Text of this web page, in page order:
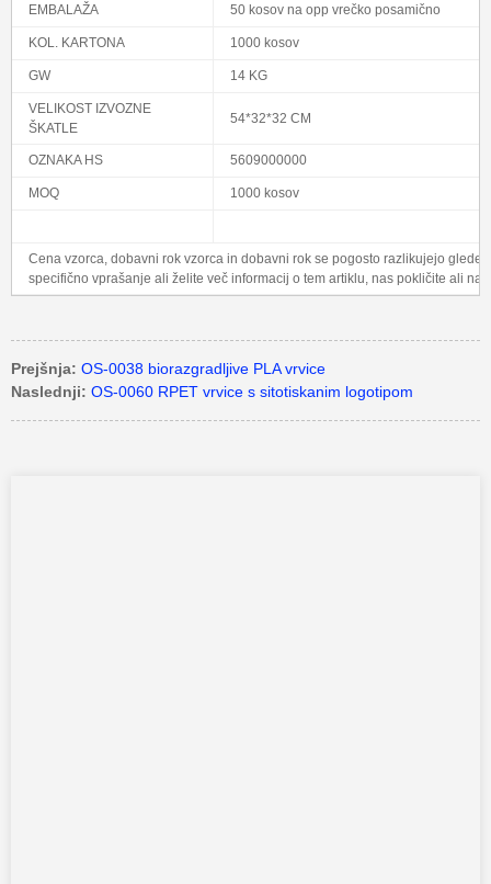
EMBALAŽA 50 kosov na opp vrečko posamično
KOL. KARTONA 1000 kosov
GW 14 KG
VELIKOST IZVOZNE
ŠKATLE
54*32*32 CM
OZNAKA HS 5609000000
MOQ 1000 kosov
Cena vzorca, dobavni rok vzorca in dobavni rok se pogosto razlikujejo glede
specifično vprašanje ali želite več informacij o tem artiklu, nas pokličite ali
Prejšnja: OS-0038 biorazgradljive PLA vrvice
Naslednji: OS-0060 RPET vrvice s sitotiskanim logotipom